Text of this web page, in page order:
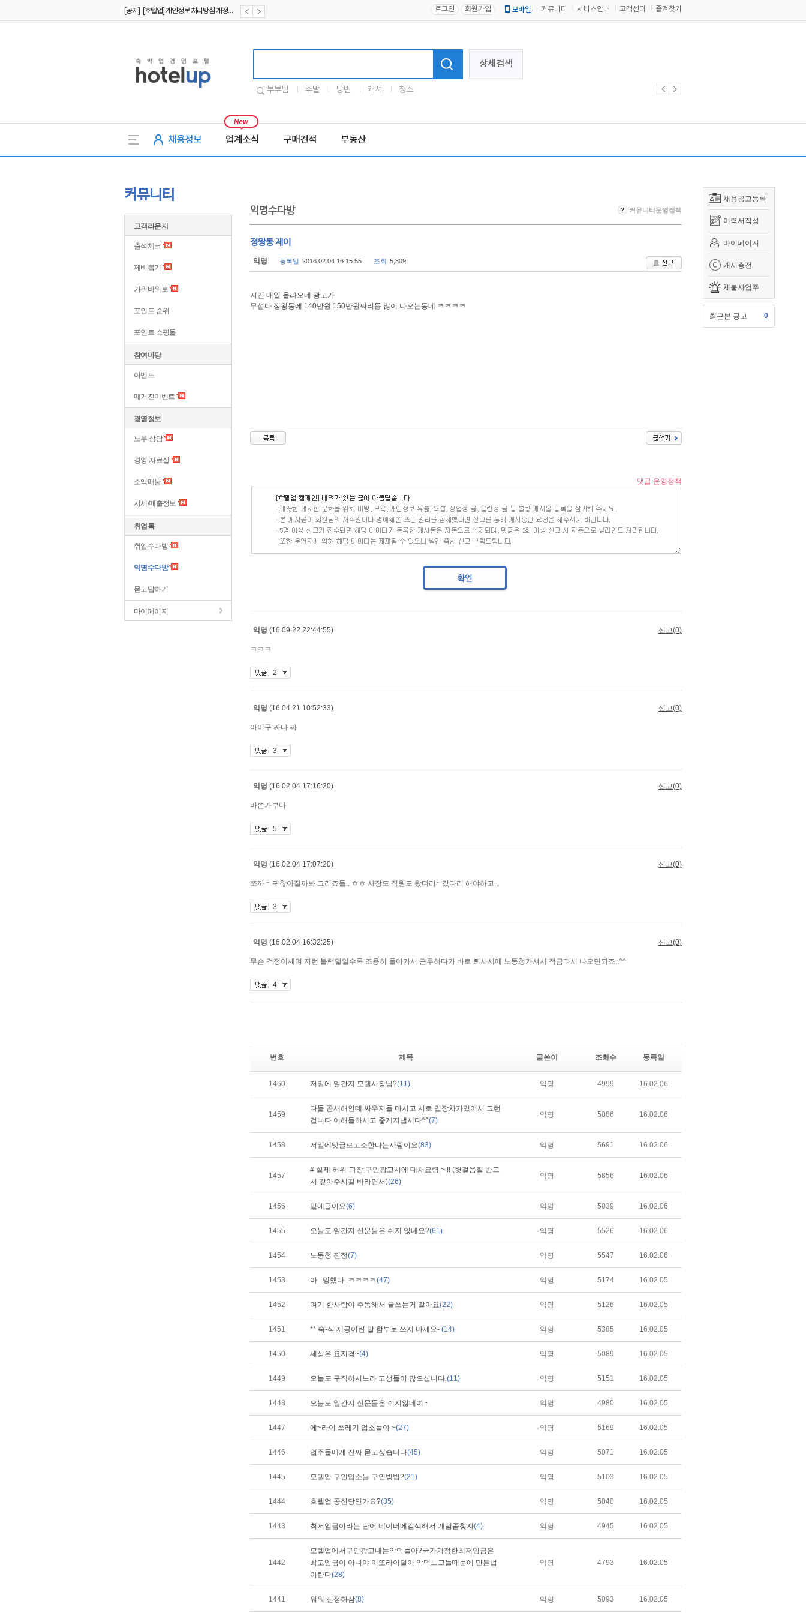
[공지] [호텔업] 개인정보 처리방침 개정본1 (19.09.02) 로그인 회원가입 모바일 커뮤니티 서비스안내 고객센터 즐겨찾기
상세검색
부부팀 주말 당번 캐셔 청소
채용정보 업계소식 구매견적 부동산
채용공고등록
이력서작성
마이페이지
캐시충전
체불사업주
최근본 공고 0
커뮤니티
고객라운지
출석체크
제비뽑기
가위바위보
포인트 순위
포인트 쇼핑몰
참여마당
이벤트
매거진이벤트
경영정보
노무 상담
경영 자료실
소액매물
시세/매출정보
취업톡
취업수다방
익명수다방
묻고답하기
마이페이지
익명수다방 커뮤니티운영정책
정왕동 제이
익명 등록일 2016.02.04 16:15:55 조회 5,309
저긴 매일 올라오네 광고가
무섭다 정왕동에 140만원 150만원짜리들 많이 나오는동네 ㅋㅋㅋㅋ
번호 제목 글쓴이 조회수 등록일
1460 저밑에 일간지 모텔사장님?(11) 익명 4999 16.02.06
1459
다들 곧새해인데 싸우지들 마시고 서로 입장차가있어서 그런
겁니다 이해들하시고 좋게지냅시다^^(7)
익명 5086 16.02.06
1458 저밑에댓글로고소한다는사람이요(83) 익명 5691 16.02.06
1457
# 실제 허위-과장 구인광고시에 대처요령 ~ !! (헛걸음질 반드
시 갚아주시길 바라면서)(26)
익명 5856 16.02.06
1456 밑에글이요(6) 익명 5039 16.02.06
1455 오늘도 일간지 신문들은 쉬지 않네요?(61) 익명 5526 16.02.06
1454 노동청 진정(7) 익명 5547 16.02.06
1453 아...망했다..ㅋㅋㅋㅋ(47) 익명 5174 16.02.05
1452 여기 한사람이 주동해서 글쓰는거 같아요(22) 익명 5126 16.02.05
1451 ** 숙-식 제공이란 말 함부로 쓰지 마세요- (14) 익명 5385 16.02.05
1450 세상은 요지경~(4) 익명 5089 16.02.05
1449 오늘도 구직하시느라 고생들이 많으십니다.(11) 익명 5151 16.02.05
1448 오늘도 일간지 신문들은 쉬지않네여~ 익명 4980 16.02.05
1447 에~라이 쓰레기 업소들아 ~(27) 익명 5169 16.02.05
1446 업주들에게 진짜 묻고싶습니다(45) 익명 5071 16.02.05
1445 모텔업 구인업소들 구인방법?(21) 익명 5103 16.02.05
1444 호텔업 공산당인가요?(35) 익명 5040 16.02.05
1443 최저임금이라는 단어 네이버에검색해서 개념좀찾자(4) 익명 4945 16.02.05
1442
모텔업에서구인광고내는악덕들아?국가가정한최저임금은
최고임금이 아니야 이또라이덜아 악덕느그들때문에 만든법
이란다(28)
익명 4793 16.02.05
1441 워워 진정하삼(8) 익명 5093 16.02.05